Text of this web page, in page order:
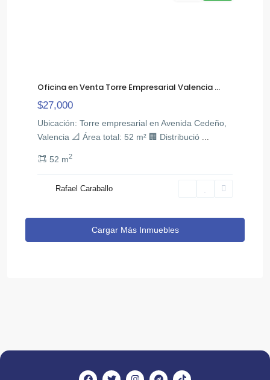
Oficina en Venta Torre Empresarial Valencia ...
$27,000
Ubicación: Torre empresarial en Avenida Cedeño,
Valencia 📐 Área total: 52 m² 🏢 Distribució
52 m2
Rafael Caraballo
Cargar Más Inmuebles